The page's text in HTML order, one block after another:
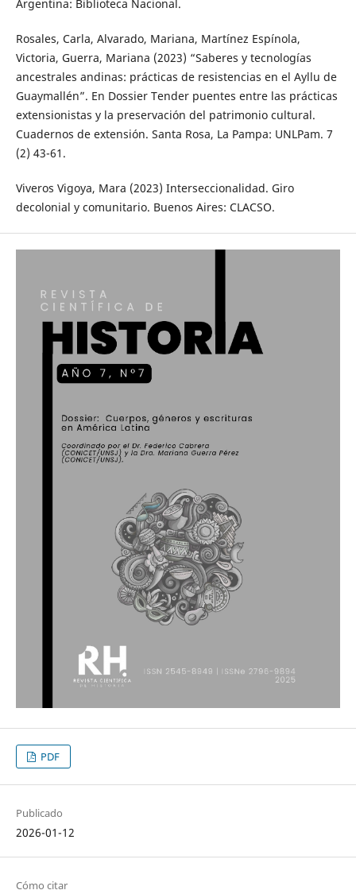
Argentina: Biblioteca Nacional.
Rosales, Carla, Alvarado, Mariana, Martínez Espínola,
Victoria, Guerra, Mariana (2023) “Saberes y tecnologías
ancestrales andinas: prácticas de resistencias en el Ayllu de
Guaymallén”. En Dossier Tender puentes entre las prácticas
extensionistas y la preservación del patrimonio cultural.
Cuadernos de extensión. Santa Rosa, La Pampa: UNLPam. 7
(2) 43-61.
Viveros Vigoya, Mara (2023) Interseccionalidad. Giro
decolonial y comunitario. Buenos Aires: CLACSO.
PDF
Publicado
2026-01-12
Cómo citar